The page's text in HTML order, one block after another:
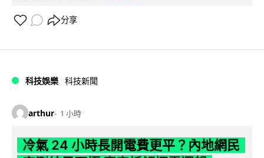
分享
科技娛樂 科技新聞
arthur 1 小時
冷氣 24 小時長開電費更平？內地網民